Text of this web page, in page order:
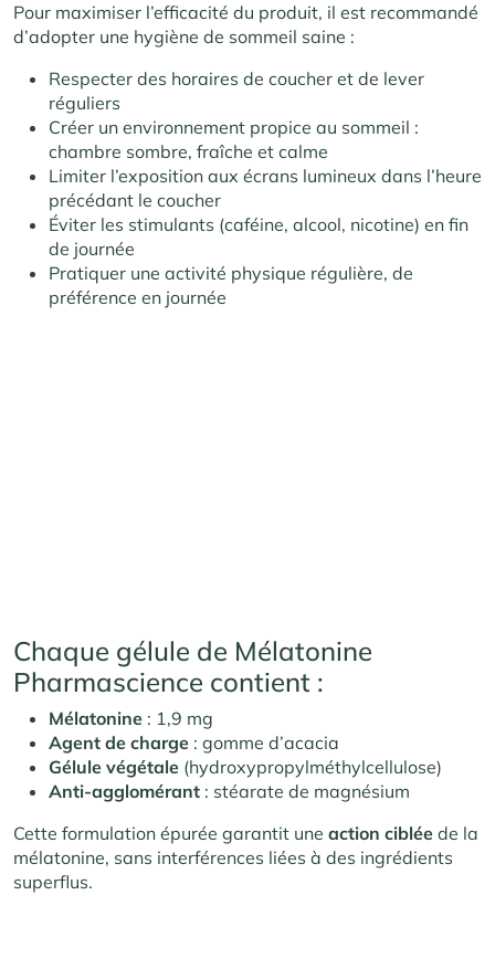
Pour maximiser l’efficacité du produit, il est recommandé
d’adopter une hygiène de sommeil saine :
Respecter des horaires de coucher et de lever
réguliers
Créer un environnement propice au sommeil :
chambre sombre, fraîche et calme
Limiter l’exposition aux écrans lumineux dans l’heure
précédant le coucher
Éviter les stimulants (caféine, alcool, nicotine) en fin
de journée
Pratiquer une activité physique régulière, de
préférence en journée
Chaque gélule de Mélatonine
Pharmascience contient :
Mélatonine : 1,9 mg
Agent de charge : gomme d’acacia
Gélule végétale (hydroxypropylméthylcellulose)
Anti-agglomérant : stéarate de magnésium
Cette formulation épurée garantit une action ciblée de la
mélatonine, sans interférences liées à des ingrédients
superflus.